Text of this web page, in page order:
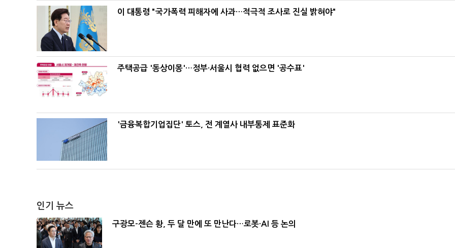
이 대통령 "국가폭력 피해자에 사과…적극적 조사로 진실 밝혀야"
주택공급 '동상이몽'…정부·서울시 협력 없으면 '공수표'
'금융복합기업집단' 토스, 전 계열사 내부통제 표준화
인기 뉴스
구광모-젠슨 황, 두 달 만에 또 만난다…로봇·AI 등 논의